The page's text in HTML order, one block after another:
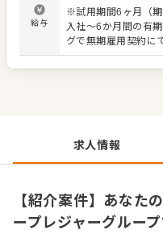
環境です。自由な発
ーション改善に積極
存分に発揮できます
なキャリアパスが描
立まで、多様なキャ
給与
※試用期間6ヶ月（
入社～6か月間の有
グで無期雇用契約
を含む。超過分は別
求人情報
【紹介案件】あなた
ープレジャーグルー